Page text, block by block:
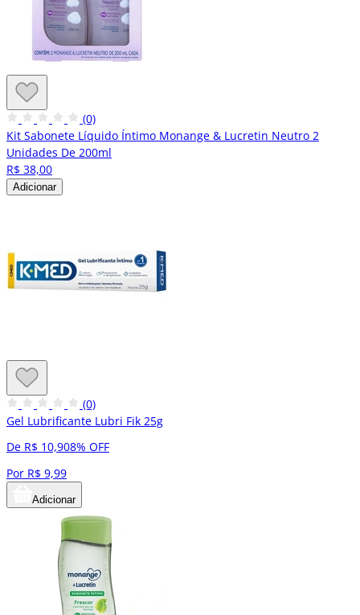
(0)
Kit Sabonete Líquido Íntimo Monange & Lucretin Neutro 2
Unidades De 200ml
R$ 38,00
Adicionar
(0)
Gel Lubrificante Lubri Fik 25g
De R$ 10,908% OFF
Por R$ 9,99
Adicionar